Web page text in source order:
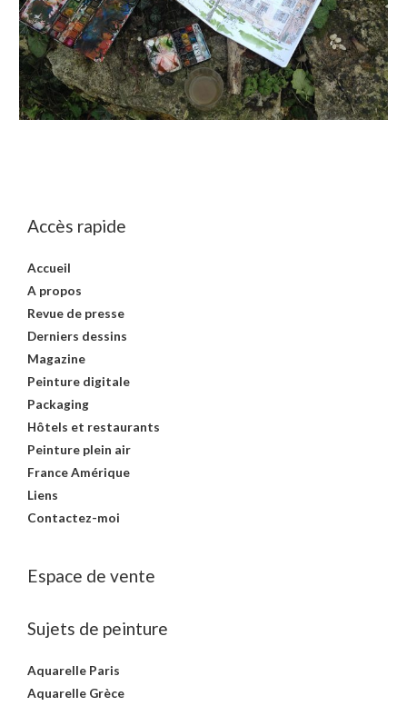
Accès rapide
Accueil
A propos
Revue de presse
Derniers dessins
Magazine
Peinture digitale
Packaging
Hôtels et restaurants
Peinture plein air
France Amérique
Liens
Contactez-moi
Espace de vente
Sujets de peinture
Aquarelle Paris
Aquarelle Grèce